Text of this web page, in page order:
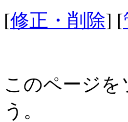
[修正・削除] [
このページ
う。